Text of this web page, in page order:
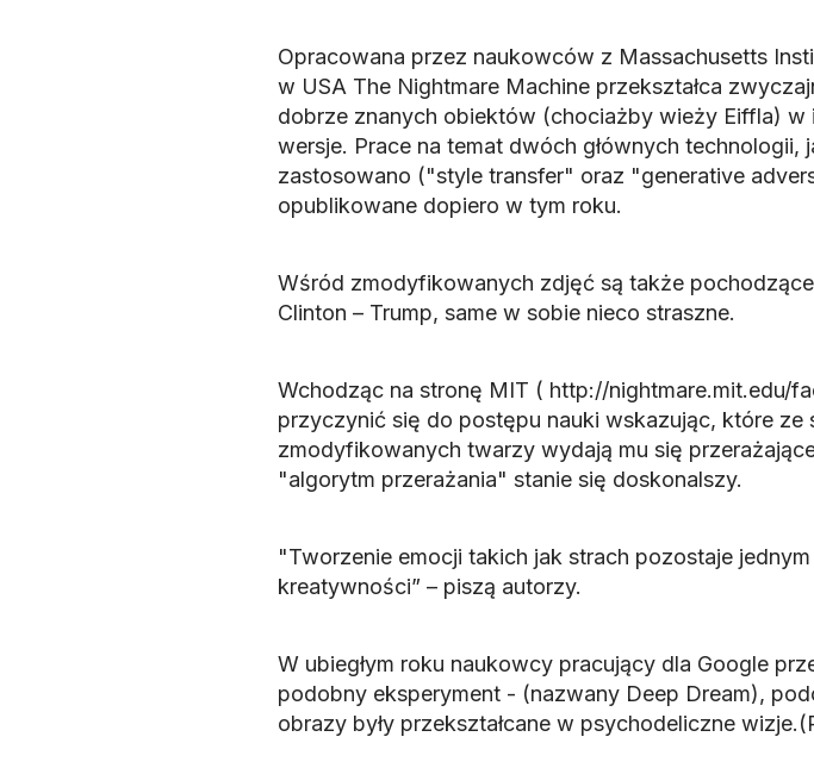
Opracowana przez naukowców z Massachusetts
w USA The Nightmare Machine przekształca
dobrze znanych obiektów (chociażby wieży Eiffla) w
wersje. Prace na temat dwóch głównych technologii,
zastosowano ("style transfer" oraz "generative
opublikowane dopiero w tym roku.
Wśród zmodyfikowanych zdjęć są także
Clinton – Trump, same w sobie nieco straszne.
Wchodząc na stronę MIT ( http://nightmare.mit.edu/
przyczynić się do postępu nauki wskazując, które ze
zmodyfikowanych twarzy wydają mu się
"algorytm przerażania" stanie się doskonalszy.
"Tworzenie emocji takich jak strach pozostaje
kreatywności” – piszą autorzy.
W ubiegłym roku naukowcy pracujący dla Google
podobny eksperyment - (nazwany Deep Dream),
obrazy były przekształcane w psychodeliczne